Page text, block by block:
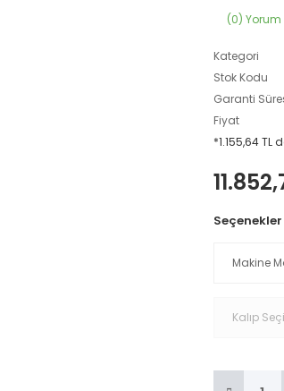
(0) Yorum
Kategori
Stok Kodu
Garanti
Fiyat
*1.155,64 TL
Seçenekler